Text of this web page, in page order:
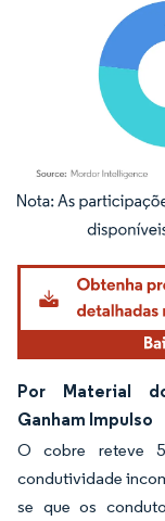
Imagem © Mordor
Por Material
Ganham Impulso
O cobre reteve
condutividade
se que os